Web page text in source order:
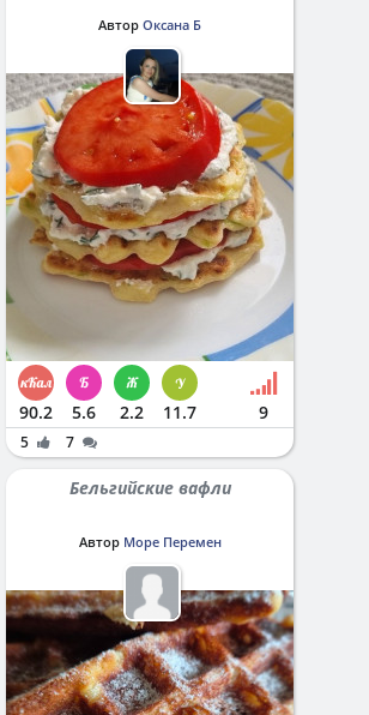
Автор Оксана Б
90.2 5.6 2.2 11.7 9
5 7
Бельгийские вафли
Автор Море Перемен